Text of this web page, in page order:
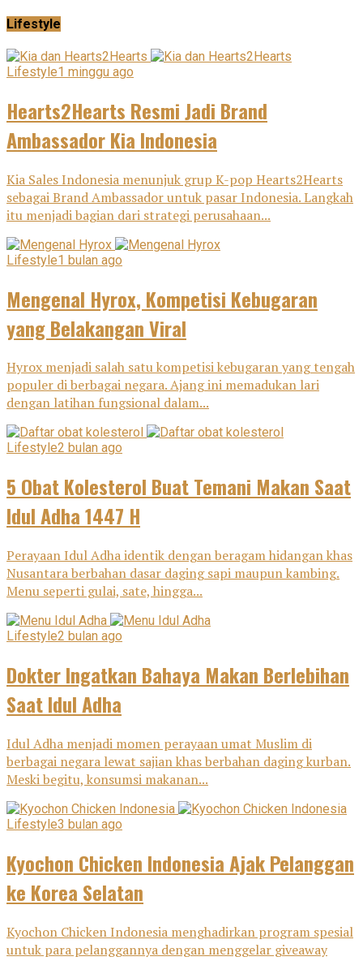
Lifestyle
Lifestyle1 minggu ago
Hearts2Hearts Resmi Jadi Brand
Ambassador Kia Indonesia
Kia Sales Indonesia menunjuk grup K-pop Hearts2Hearts
sebagai Brand Ambassador untuk pasar Indonesia. Langkah
itu menjadi bagian dari strategi perusahaan...
Lifestyle1 bulan ago
Mengenal Hyrox, Kompetisi Kebugaran
yang Belakangan Viral
Hyrox menjadi salah satu kompetisi kebugaran yang tengah
populer di berbagai negara. Ajang ini memadukan lari
dengan latihan fungsional dalam...
Lifestyle2 bulan ago
5 Obat Kolesterol Buat Temani Makan Saat
Idul Adha 1447 H
Perayaan Idul Adha identik dengan beragam hidangan khas
Nusantara berbahan dasar daging sapi maupun kambing.
Menu seperti gulai, sate, hingga...
Lifestyle2 bulan ago
Dokter Ingatkan Bahaya Makan Berlebihan
Saat Idul Adha
Idul Adha menjadi momen perayaan umat Muslim di
berbagai negara lewat sajian khas berbahan daging kurban.
Meski begitu, konsumsi makanan...
Lifestyle3 bulan ago
Kyochon Chicken Indonesia Ajak Pelanggan
ke Korea Selatan
Kyochon Chicken Indonesia menghadirkan program spesial
untuk para pelanggannya dengan menggelar giveaway